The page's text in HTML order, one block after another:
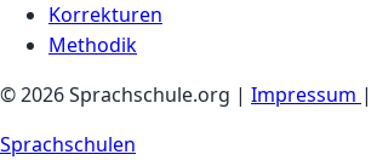
Korrekturen
Methodik
© 2026 Sprachschule.org | Impressum |
Sprachschulen